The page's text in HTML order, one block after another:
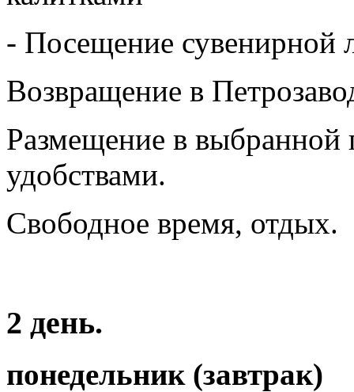
- Посещение сувенирной
Возвращение в
Размещение в выбранной
удобствами.
Свободное время, отдых.
2 день.
понедельник (завтрак)